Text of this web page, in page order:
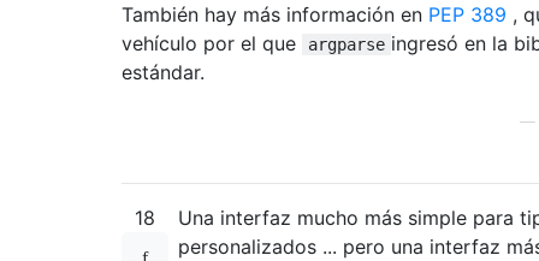
También hay más información en PEP 389 ,
vehículo por el que
argparse ingresó en la
estándar.
—
18
Una interfaz mucho más simple para
personalizados ... pero una interfaz